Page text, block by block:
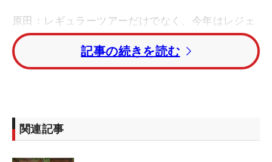
原田：レギュラーツアーだけでなく、今年はレジェ
ンズツアーにもデビューしていきなり優勝した（太
陽生命元気・長生きカップ）でしょう。さすがだよ
ね～。永久シード持っているからレギュラーもずっ
んだよね？
不動：去年から決めていたんですよ。（ツアー競技
記事の続きを読む
関連記事